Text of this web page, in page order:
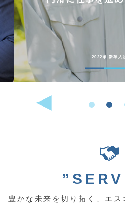
2022年 新卒入
豊かな未来を切り拓く、エ